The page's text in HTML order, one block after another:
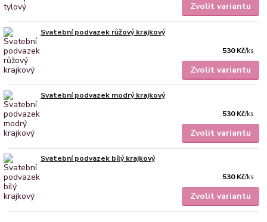
Zvolit variantu
Svatební podvazek růžový krajkový
530 Kč/ks
Zvolit variantu
Svatební podvazek modrý krajkový
530 Kč/ks
Zvolit variantu
Svatební podvazek bílý krajkový
530 Kč/ks
Zvolit variantu